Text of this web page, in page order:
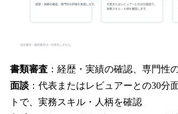
書類審査 ：経歴・実績の確認、専門性
面談 ：代表またはレビュアーとの30分
トで、実務スキル・人柄を確認